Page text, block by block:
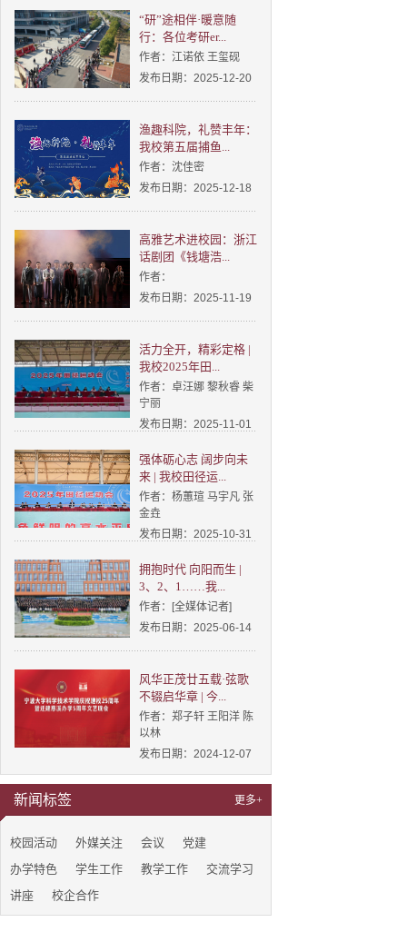
“研”途相伴·暖意随
行：各位考研er...
作者：江诺依 王玺砚
发布日期：2025-12-20
渔趣科院，礼赞丰年：
我校第五届捕鱼...
作者：沈佳密
发布日期：2025-12-18
高雅艺术进校园：浙江
话剧团《钱塘浩...
作者：
发布日期：2025-11-19
活力全开，精彩定格 |
我校2025年田...
作者：卓汪娜 黎秋睿 柴
宁丽
发布日期：2025-11-01
强体砺心志 阔步向未
来 | 我校田径运...
作者：杨蕙瑄 马宇凡 张
金垚
发布日期：2025-10-31
拥抱时代 向阳而生 |
3、2、1……我...
作者：[全媒体记者]
发布日期：2025-06-14
风华正茂廿五载·弦歌
不辍启华章 | 今...
作者：郑子轩 王阳洋 陈
以林
发布日期：2024-12-07
新闻标签 更多+
校园活动 外媒关注 会议
党建
办学特色
学生工作 教学工作
交流学习
讲座
校企合作